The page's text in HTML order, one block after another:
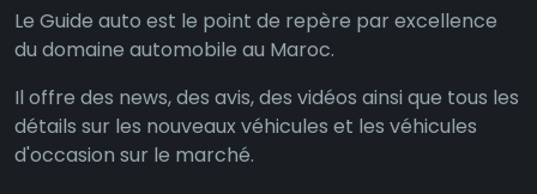
Le Guide auto est le point de repère par excellence
du domaine automobile au Maroc.
Il offre des news, des avis, des vidéos ainsi que tous les
détails sur les nouveaux véhicules et les véhicules
d'occasion sur le marché.